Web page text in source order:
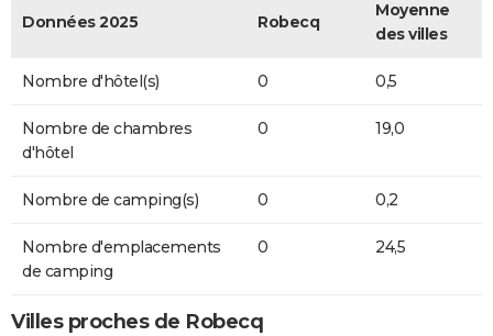
Données 2025 Robecq
Moyenne
des villes
Nombre d'hôtel(s) 0 0,5
Nombre de chambres
d'hôtel
0 19,0
Nombre de camping(s) 0 0,2
Nombre d'emplacements
de camping
0 24,5
Villes proches de Robecq